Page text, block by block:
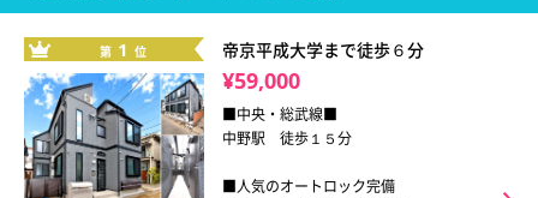
第 1 位 帝京平成大学まで徒歩６分
¥59,000
■中央・総武線■
中野駅 徒歩１５分
■人気のオートロック完備